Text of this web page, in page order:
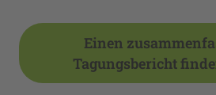
Akzeptieren
Einen
Tagungsbericht